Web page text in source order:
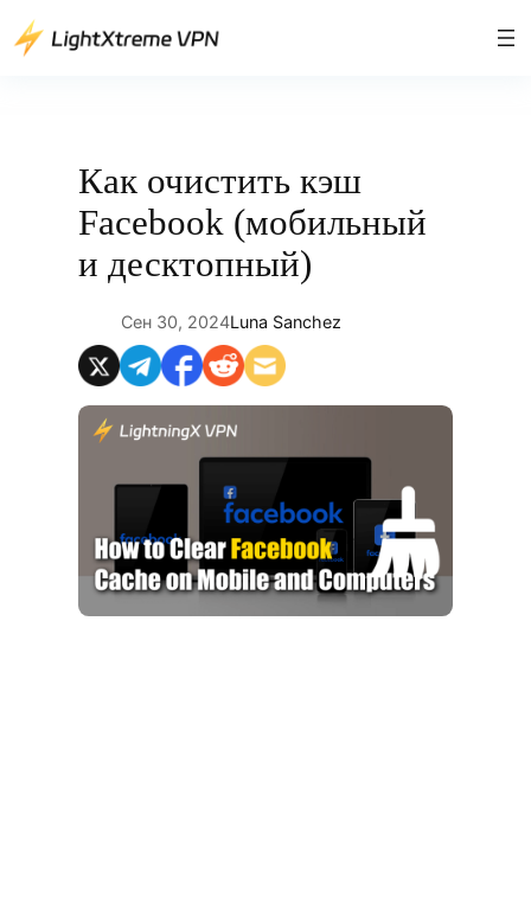
Перейти
Как очистить кэш
Facebook (мобильный
и десктопный)
Сен 30, 2024Luna Sanchez